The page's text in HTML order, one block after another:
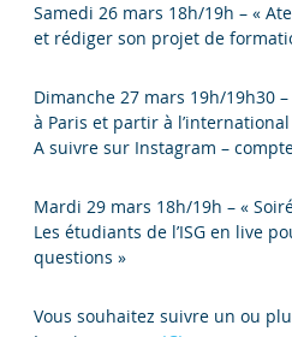
Samedi 26 mars 18h/19h – «
et rédiger son projet de
Dimanche 27 mars 19h/19h30
à Paris et partir à l’international
A suivre sur Instagram –
Mardi 29 mars 18h/19h – «
Les étudiants de l’ISG en live
questions »
Vous souhaitez suivre un ou